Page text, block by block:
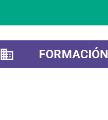
FORMACIÓN